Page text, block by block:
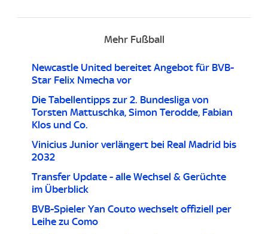
Mehr Fußball
Newcastle United bereitet Angebot für BVB-
Star Felix Nmecha vor
Die Tabellentipps zur 2. Bundesliga von
Torsten Mattuschka, Simon Terodde, Fabian
Klos und Co.
Vinicius Junior verlängert bei Real Madrid bis
2032
Transfer Update - alle Wechsel & Gerüchte
im Überblick
BVB-Spieler Yan Couto wechselt offiziell per
Leihe zu Como